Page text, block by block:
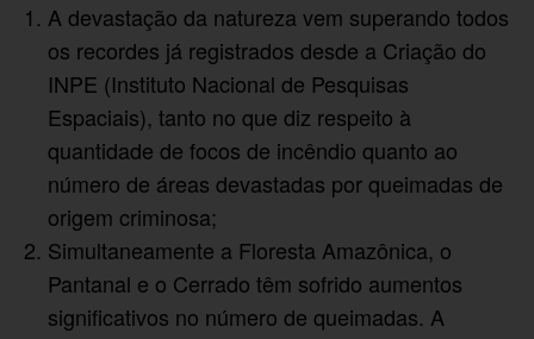
A devastação da natureza vem superando todos
os recordes já registrados desde a Criação do
INPE (Instituto Nacional de Pesquisas
Espaciais), tanto no que diz respeito à
quantidade de focos de incêndio quanto ao
número de áreas devastadas por queimadas de
origem criminosa;
Simultaneamente a Floresta Amazônica, o
Pantanal e o Cerrado têm sofrido aumentos
significativos no número de queimadas. A